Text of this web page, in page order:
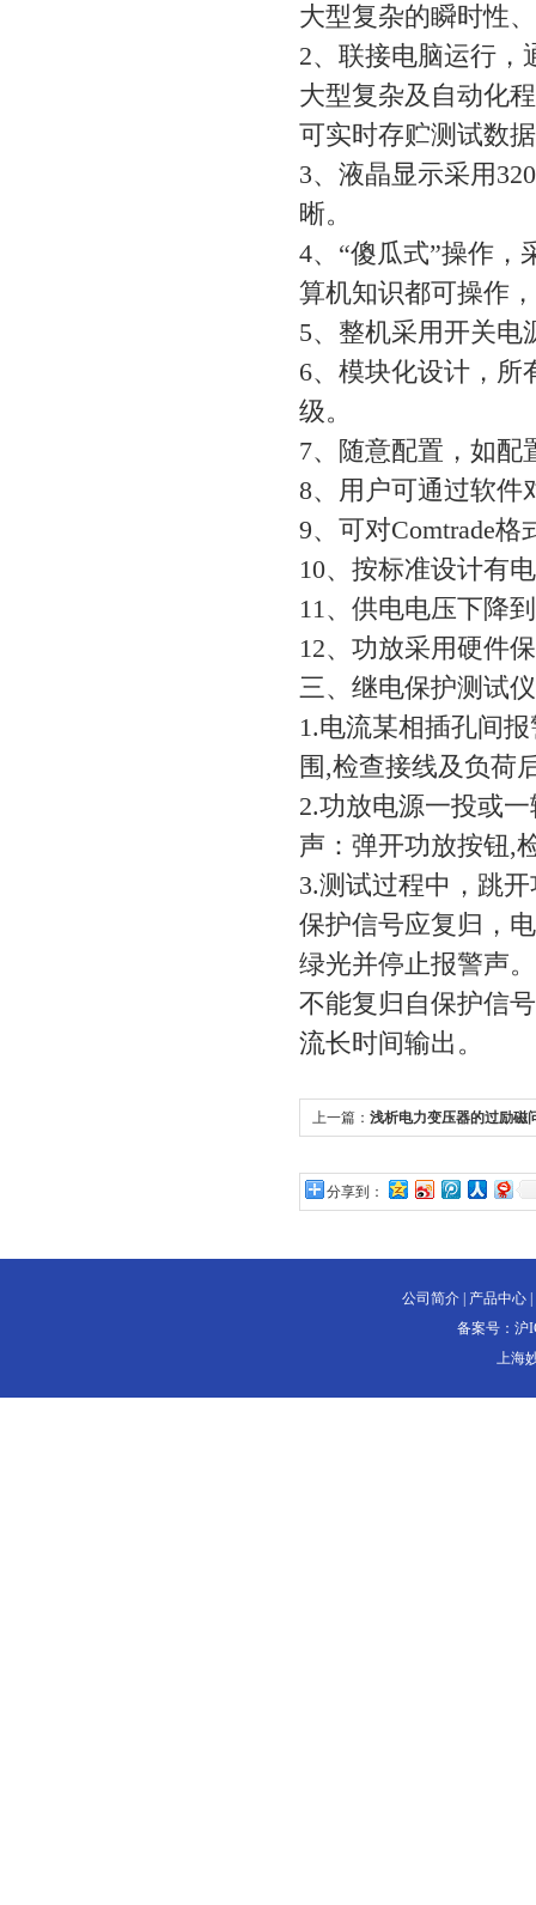
大型复杂的瞬时性
2、联接电脑运行，
大型复杂及自动化
可实时存贮测试数
3、液晶显示采用
晰。
4、“傻瓜式”操作，
算机知识都可操作
5、整机采用开关
6、模块化设计，所
级。
7、随意配置，如
8、用户可通过软
9、可对Comtrade
10、按标准设计有
11、供电电压下降
12、功放采用硬件
三、继电保护测试
1.电流某相插孔间
围,检查接线及负荷
2.功放电源一投或
声：弹开功放按钮,
3.测试过程中，跳
保护信号应复归，
绿光并停止报警声
不能复归自保护信
流长时间输出。
上一篇： 浅析电力变压器的过励磁
分享到：
公司简介 产品中心
备案号： 沪
上海